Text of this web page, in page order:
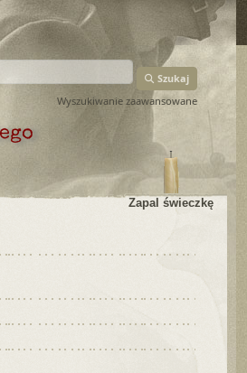
Szukaj
Wyszukiwanie zaawansowane
Zapal świeczkę